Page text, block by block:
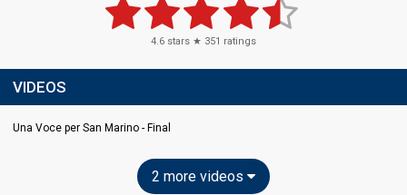
4.6 stars ★ 351 ratings
VIDEOS
Una Voce per San Marino - Final
2 more videos